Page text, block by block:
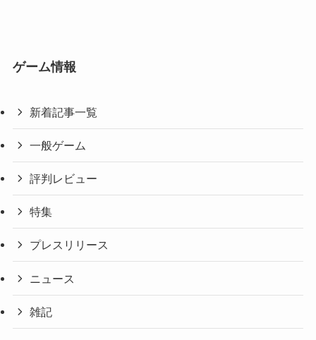
ゲーム情報
新着記事一覧
一般ゲーム
評判レビュー
特集
プレスリリース
ニュース
雑記